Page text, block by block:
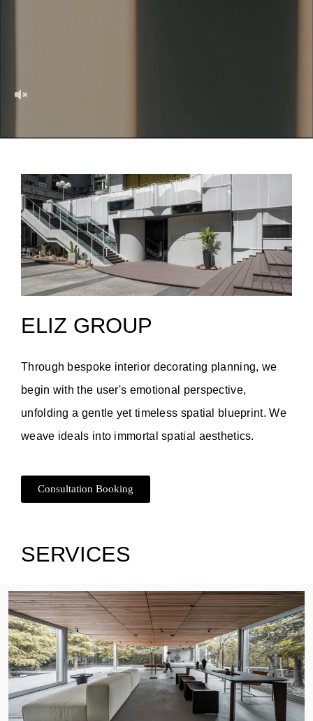
ELIZ GROUP
Through bespoke interior decorating planning, we
begin with the user's emotional perspective,
unfolding a gentle yet timeless spatial blueprint. We
weave ideals into immortal spatial aesthetics.
Consultation Booking
SERVICES